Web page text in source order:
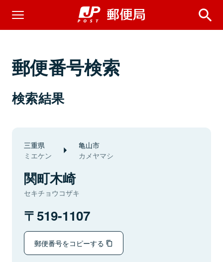
郵便番号検索
検索結果
三重県
ミエケン
亀山市
カメヤマシ
関町木崎
セキチョウコザキ
519-1107
郵便番号をコピーする